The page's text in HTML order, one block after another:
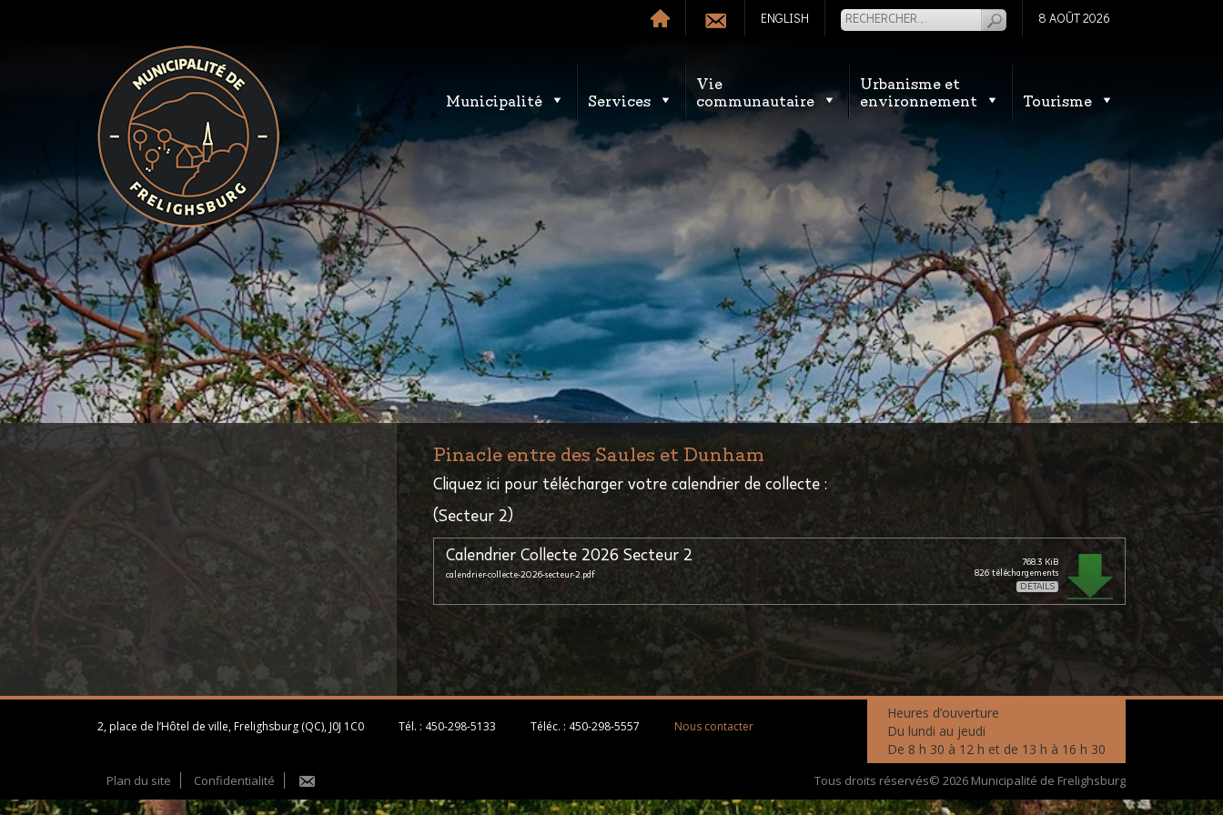
ENGLISH 8 AOÛT 2026
Municipalité Services
Vie
communautaire
Urbanisme et
environnement
Tourisme
Pinacle entre des Saules et Dunham
Cliquez ici pour télécharger votre calendrier de collecte :
(Secteur 2)
Calendrier Collecte 2026 Secteur 2
calendrier-collecte-2026-secteur-2.pdf
768.3 KiB
826 téléchargements
DÉTAILS
2, place de l’Hôtel de ville, Frelighsburg (QC), J0J 1C0 Tél. : 450-298-5133 Téléc. : 450-298-5557 Nous contacter
Heures d’ouverture
Du lundi au jeudi
De 8 h 30 à 12 h et de 13 h à 16 h 30
Plan du site Confidentialité Tous droits réservés© 2026 Municipalité de Frelighsburg